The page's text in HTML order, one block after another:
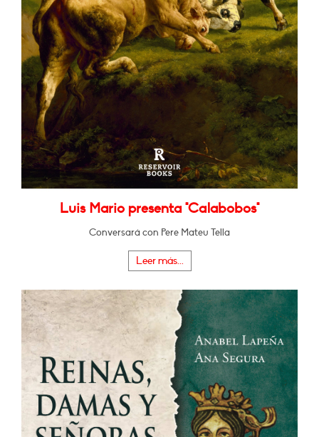
Luis Mario presenta "Calabobos"
Conversará con Pere Mateu Tella
Leer más...